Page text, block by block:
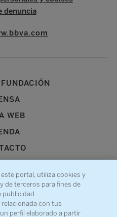
denuncia
WEB
nuestra actividad
portal, utiliza cookies y
de terceros para fines de
publicidad
con tus
perfil elaborado a partir